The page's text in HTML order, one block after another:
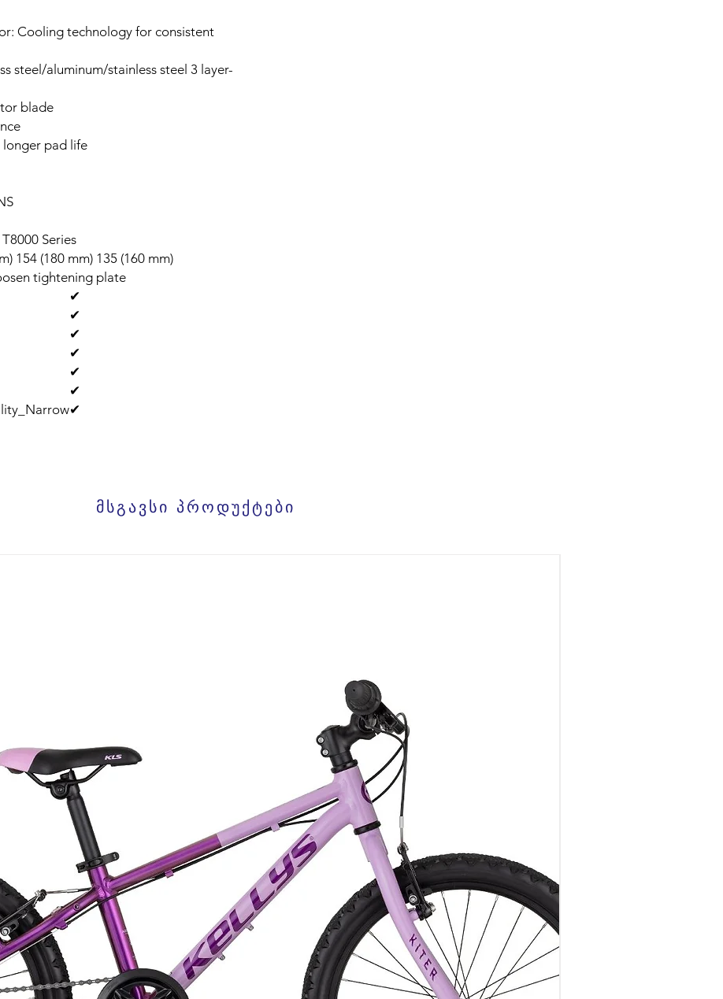
Cooling technology for consistent
steel/aluminum/stainless steel 3 layer-
blade
longer pad life
Series
154 (180 mm) 135 (160 mm)
tightening plate
✔
✔
✔
✔
✔
✔
✔
მსგავსი პროდუქტები